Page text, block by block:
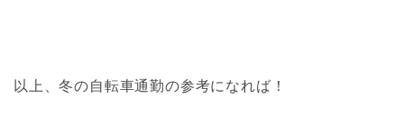
以上、冬の自転車通勤の参考になれば！